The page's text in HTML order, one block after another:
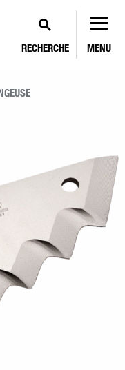
RECHERCHE MENU